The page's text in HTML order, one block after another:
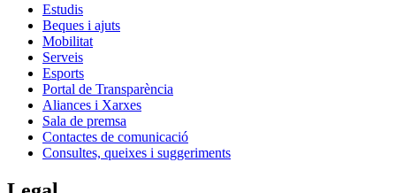
Estudis
Beques i ajuts
Mobilitat
Serveis
Esports
Portal de Transparència
Aliances i Xarxes
Sala de premsa
Contactes de comunicació
Consultes, queixes i suggeriments